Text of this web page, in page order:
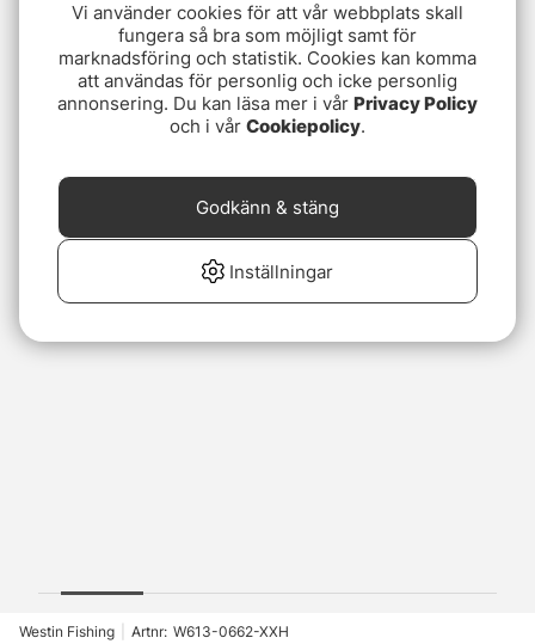
Westin Fishing Artnr: W613-0662-XXH
Vi använder cookies för att vår webbplats skall
fungera så bra som möjligt samt för
marknadsföring och statistik. Cookies kan komma
att användas för personlig och icke personlig
annonsering. Du kan läsa mer i vår Privacy Policy
och i vår Cookiepolicy.
Inställningar
Godkänn & stäng